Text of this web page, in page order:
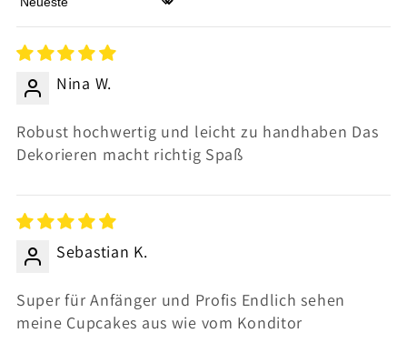
Sort by
Nina W.
Robust hochwertig und leicht zu handhaben Das
Dekorieren macht richtig Spaß
Sebastian K.
Super für Anfänger und Profis Endlich sehen
meine Cupcakes aus wie vom Konditor